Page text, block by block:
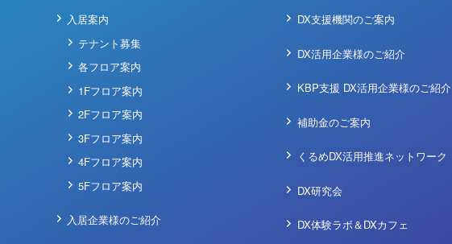
入居案内
テナント募集
各フロア案内
1Fフロア案内
2Fフロア案内
3Fフロア案内
4Fフロア案内
5Fフロア案内
入居企業様のご紹介
DX支援機関のご案内
DX活用企業様のご紹介
KBP支援 DX活用企業様のご紹介
補助金のご案内
くるめDX活用推進ネットワーク
DX研究会
DX体験ラボ＆DXカフェ